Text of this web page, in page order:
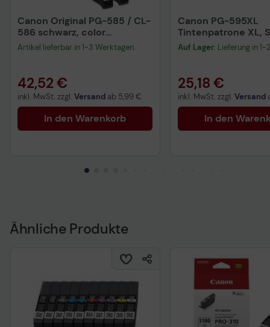
Canon Original PG-585 / CL-
586 schwarz, color
Druckerpatronen +
Artikel lieferbar in 1-3 Werktagen.
42,52 €
inkl. MwSt. zzgl. Versand ab 5,99 €
In den Warenkorb
Canon PG-595XL
Tintenpatrone XL,
Auf Lager: Lieferung in
25,18 €
inkl. MwSt. zzgl. Versand
In den
Ähnliche Produkte